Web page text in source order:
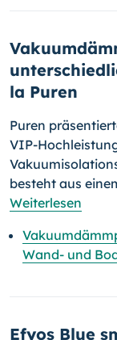
la Puren
Puren
VIP-
besteht aus
Weiterlesen
Wand- und
Efyos Blue